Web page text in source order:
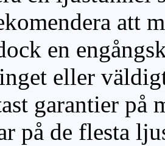
att
en
eller
garantier på
på de flesta